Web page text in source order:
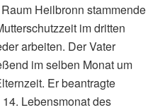
Heilbronn stammende
im dritten
arbeiten. Der Vater
im selben Monat um
Er beantragte
Lebensmonat des